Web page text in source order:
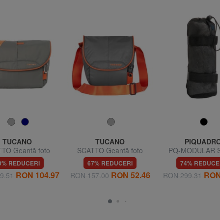
TUCANO
Geantă foto
REDUCERI
RON 104.97
TUCANO
SCATTO Geantă foto
67% REDUCERI
RON 157.00 RON 52.46
PQ-MODULAR
pentru sticle
74%
RON 299.31